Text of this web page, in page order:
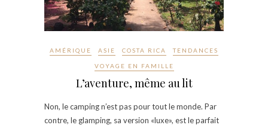
AMÉRIQUE ASIE COSTA RICA TENDANCES
VOYAGE EN FAMILLE
L’aventure, même au lit
Non, le camping n’est pas pour tout le monde. Par
contre, le glamping, sa version «luxe», est le parfait